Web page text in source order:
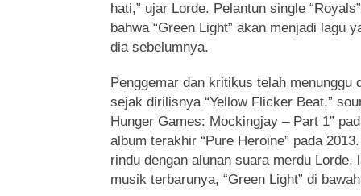
hati,” ujar Lorde. Pelantun single
bahwa “Green Light” akan menjadi lagu
dia sebelumnya.
Penggemar dan kritikus telah menunggu
sejak dirilisnya “Yellow Flicker Beat,”
Hunger Games: Mockingjay – Part 1”
album terakhir “Pure Heroine” pada
rindu dengan alunan suara merdu
musik terbarunya, “Green Light” di